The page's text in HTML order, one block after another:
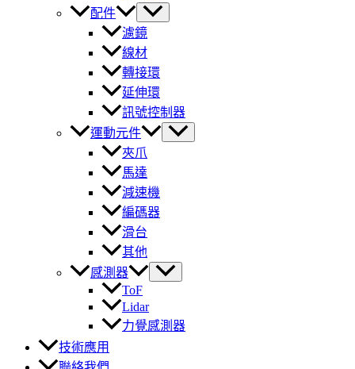
配件
濾鏡
線材
轉接環
延伸環
訊號控制器
運動元件
夾爪
馬達
減速機
編碼器
滑台
其他
感測器
ToF
Lidar
力覺感測器
技術應用